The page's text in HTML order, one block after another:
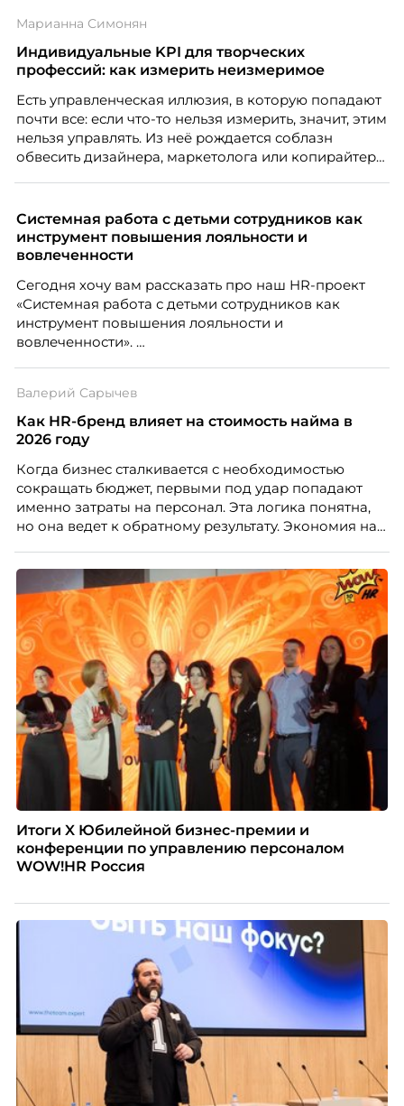
Марианна Симонян
Индивидуальные KPI для творческих
профессий: как измерить неизмеримое
Есть управленческая иллюзия, в которую попадают
почти все: если что-то нельзя измерить, значит, этим
нельзя управлять. Из неё рождается соблазн
обвесить дизайнера, маркетолога или копирайтера
Проблема в том, что так мы измеряем не ценность,
а движение. А творческая работа — это тот редкий
случай, где движение и результат могут не
Системная работа с детьми сотрудников как
инструмент повышения лояльности и
вовлеченности
Сегодня хочу вам рассказать про наш HR-проект
«Системная работа с детьми сотрудников как
инструмент повышения лояльности и
вовлеченности».
Валерий Сарычев
Как HR-бренд влияет на стоимость найма в
2026 году
Когда бизнес сталкивается с необходимостью
сокращать бюджет, первыми под удар попадают
именно затраты на персонал. Эта логика понятна,
но она ведет к обратному результату. Экономия на
значит – сокращает доходы бизнеса.
Итоги X Юбилейной бизнес-премии и
конференции по управлению персоналом
WOW!HR Россия